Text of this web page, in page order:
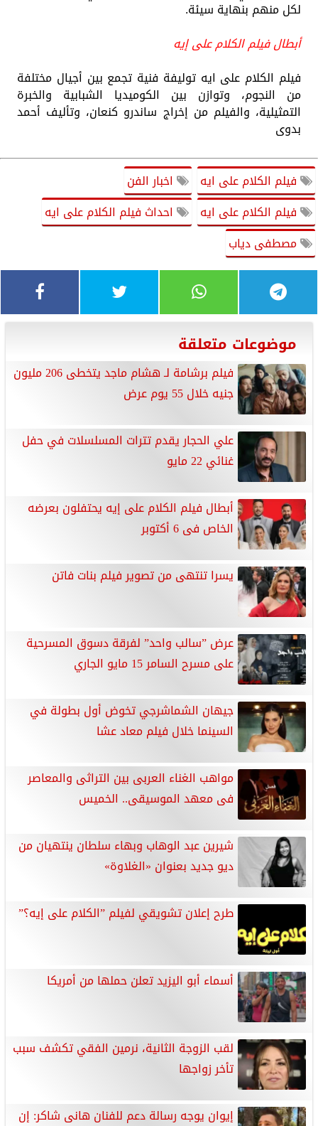
لكل منهم بنهاية سيئة.
أبطال فيلم الكلام على إيه
فيلم الكلام على ايه توليفة فنية تجمع بين أجيال مختلفة
من النجوم، وتوازن بين الكوميديا الشبابية والخبرة
التمثيلية، والفيلم من إخراج ساندرو كنعان، وتأليف أحمد
بدوى
فيلم الكلام على ايه
اخبار الفن
فيلم الكلام على ايه
احداث فيلم الكلام على ايه
مصطفى دياب
موضوعات متعلقة
فيلم برشامة لـ هشام ماجد يتخطى 206 مليون
جنيه خلال 55 يوم عرض
علي الحجار يقدم تترات المسلسلات في حفل
غنائي 22 مايو
أبطال فيلم الكلام على إيه يحتفلون بعرضه
الخاص فى 6 أكتوبر
يسرا تنتهى من تصوير فيلم بنات فاتن
عرض ”سالب واحد” لفرقة دسوق المسرحية
على مسرح السامر 15 مايو الجاري
جيهان الشماشرجي تخوض أول بطولة في
السينما خلال فيلم معاد عشا
مواهب الغناء العربى بين التراثى والمعاصر
فى معهد الموسيقى.. الخميس
شيرين عبد الوهاب وبهاء سلطان ينتهيان من
ديو جديد بعنوان «الغلاوة»
طرح إعلان تشويقي لفيلم ”الكلام على إيه؟”
أسماء أبو اليزيد تعلن حملها من أمريكا
لقب الزوجة الثانية، نرمين الفقي تكشف سبب
تأخر زواجها
إيوان يوجه رسالة دعم للفنان هانى شاكر: إن